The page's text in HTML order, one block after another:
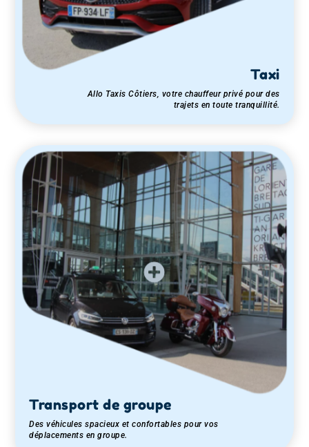
Taxi
Allo Taxis Côtiers, votre chauffeur privé pour des
trajets en toute tranquillité.
Transport de groupe
Des véhicules spacieux et confortables pour vos
déplacements en groupe.